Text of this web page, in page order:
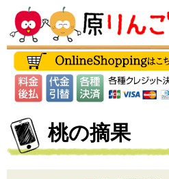
桃の摘果